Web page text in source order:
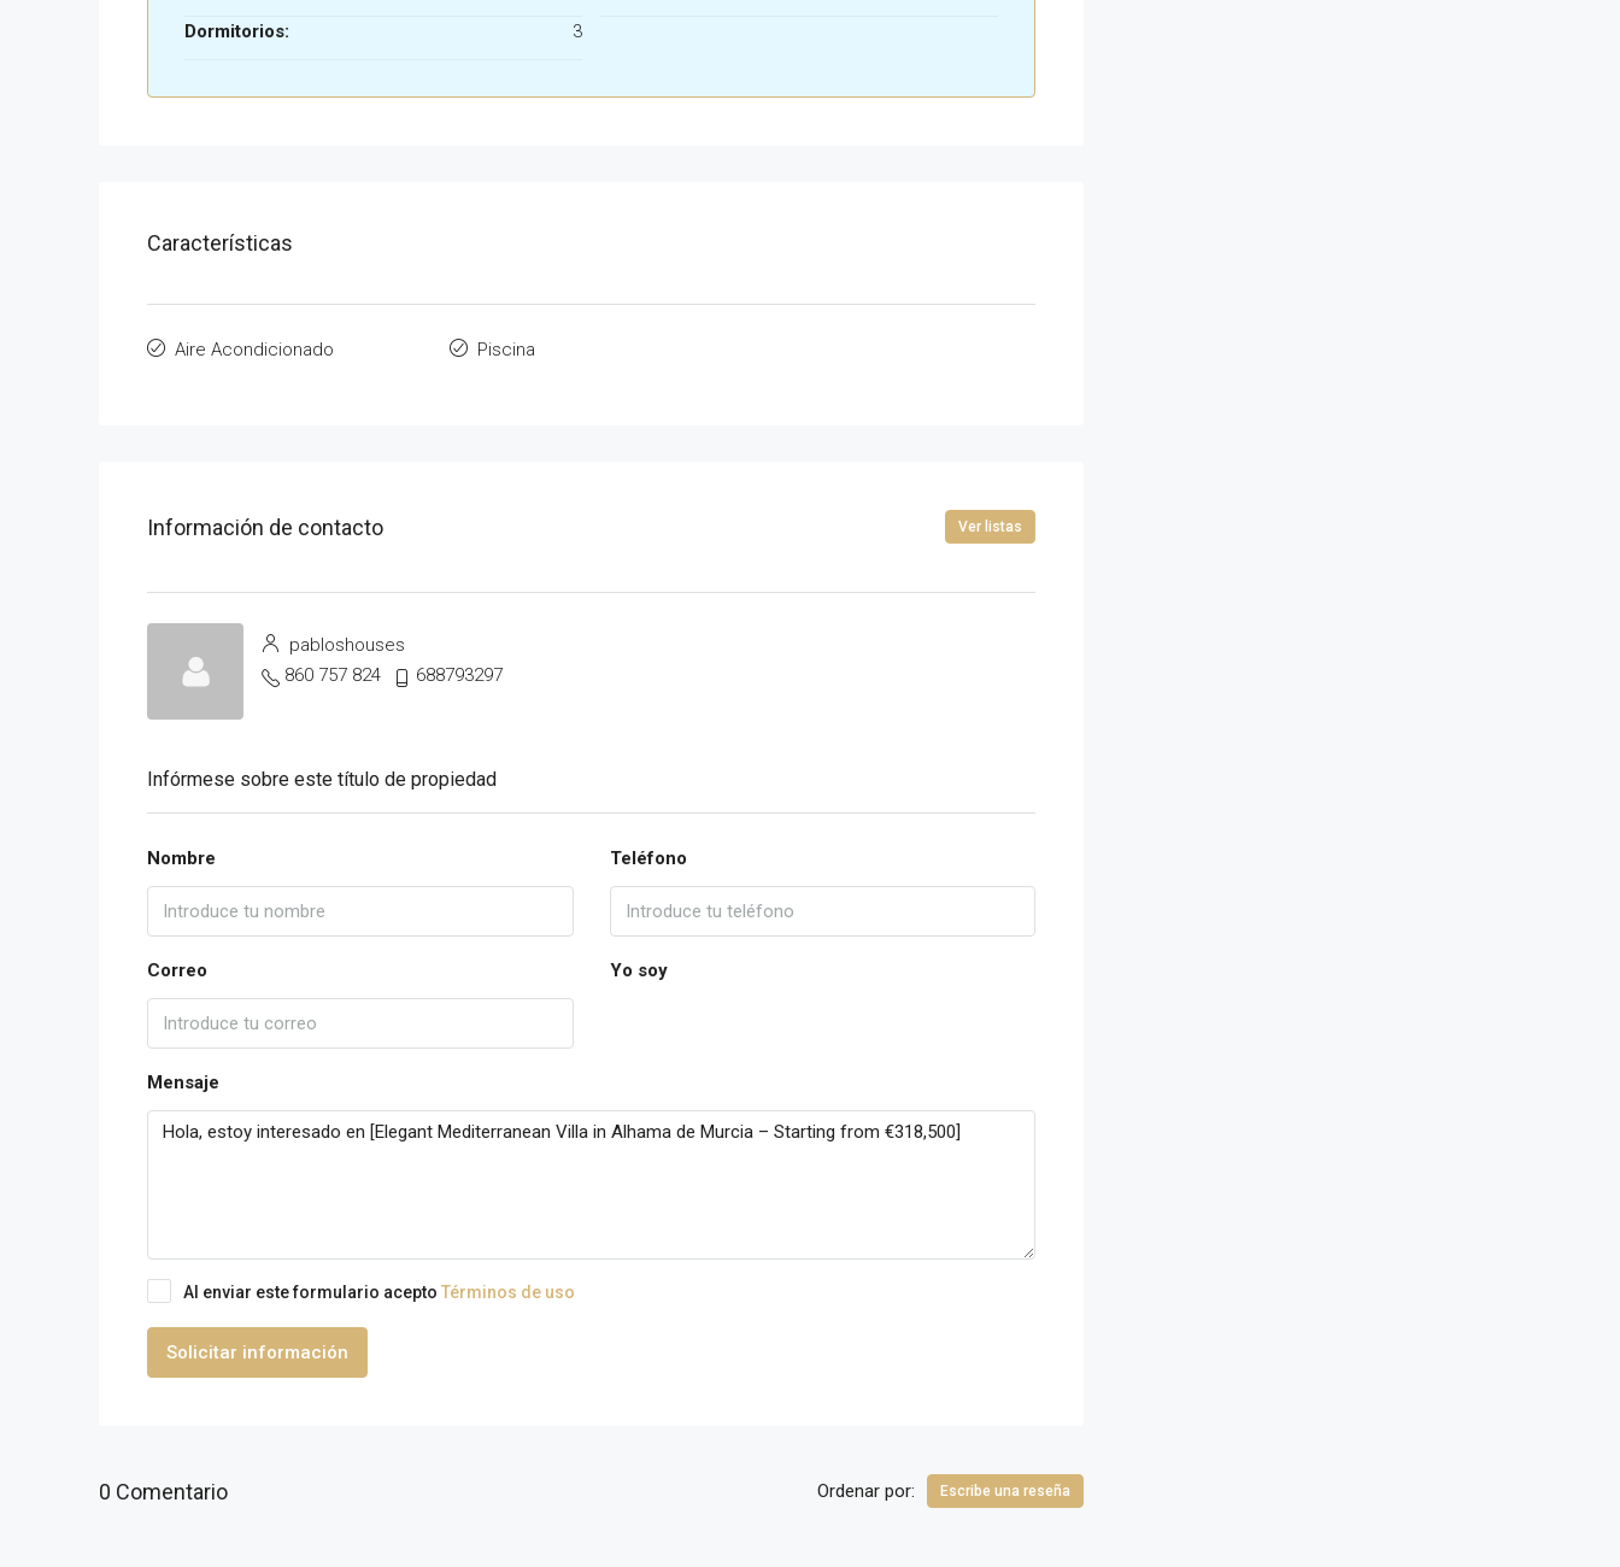
Dormitorios:
3
Características
Aire Acondicionado Piscina
Información de contacto Ver listas
pabloshouses
860 757 824
688793297
Infórmese sobre este título de propiedad
Nombre Teléfono
Correo Yo soy
Mensaje
Al enviar este formulario acepto Términos de uso
Solicitar información
0 Comentario Ordenar por: Escribe una reseña